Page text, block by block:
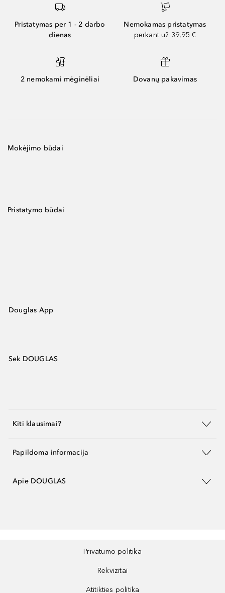
Pristatymas per 1 - 2 darbo
dienas
Nemokamas pristatymas
perkant už 39,95 €
2 nemokami mėginėliai Dovanų pakavimas
Mokėjimo būdai
Pristatymo būdai
Douglas App
Sek DOUGLAS
Kiti klausimai?
Papildoma informacija
Apie DOUGLAS
Privatumo politika
Rekvizitai
Atitikties politika